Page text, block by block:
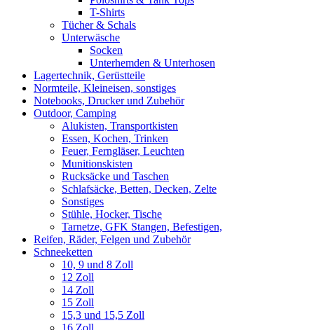
T-Shirts
Tücher & Schals
Unterwäsche
Socken
Unterhemden & Unterhosen
Lagertechnik, Gerüstteile
Normteile, Kleineisen, sonstiges
Notebooks, Drucker und Zubehör
Outdoor, Camping
Alukisten, Transportkisten
Essen, Kochen, Trinken
Feuer, Ferngläser, Leuchten
Munitionskisten
Rucksäcke und Taschen
Schlafsäcke, Betten, Decken, Zelte
Sonstiges
Stühle, Hocker, Tische
Tarnetze, GFK Stangen, Befestigen,
Reifen, Räder, Felgen und Zubehör
Schneeketten
10, 9 und 8 Zoll
12 Zoll
14 Zoll
15 Zoll
15,3 und 15,5 Zoll
16 Zoll